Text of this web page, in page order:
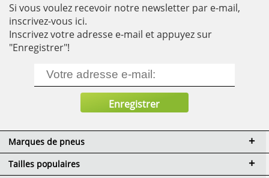
Si vous voulez recevoir notre newsletter par e-mail,
inscrivez-vous ici.
Inscrivez votre adresse e-mail et appuyez sur
"Enregistrer"!
Marques de pneus
Tailles populaires